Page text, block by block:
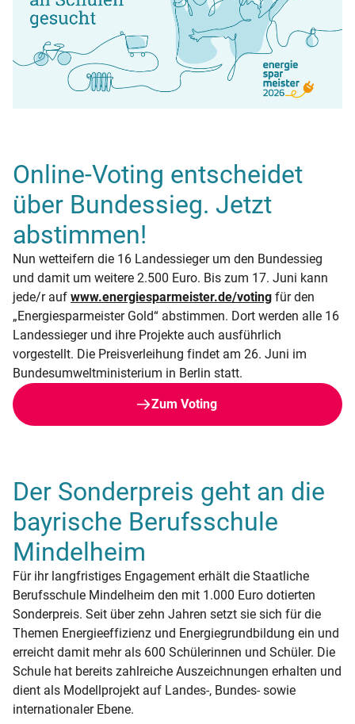
Online-Voting entscheidet
über Bundessieg. Jetzt
abstimmen!
Nun wetteifern die 16 Landessieger um den Bundessieg
und damit um weitere 2.500 Euro. Bis zum 17. Juni kann
jede/r auf www.energiesparmeister.de/voting für den
„Energiesparmeister Gold“ abstimmen. Dort werden alle 16
Landessieger und ihre Projekte auch ausführlich
vorgestellt. Die Preisverleihung findet am 26. Juni im
Bundesumweltministerium in Berlin statt.
Zum Voting
Der Sonderpreis geht an die
bayrische Berufsschule
Mindelheim
Für ihr langfristiges Engagement erhält die Staatliche
Berufsschule Mindelheim den mit 1.000 Euro dotierten
Sonderpreis. Seit über zehn Jahren setzt sie sich für die
Themen Energieeffizienz und Energiegrundbildung ein und
erreicht damit mehr als 600 Schülerinnen und Schüler. Die
Schule hat bereits zahlreiche Auszeichnungen erhalten und
dient als Modellprojekt auf Landes-, Bundes- sowie
internationaler Ebene.